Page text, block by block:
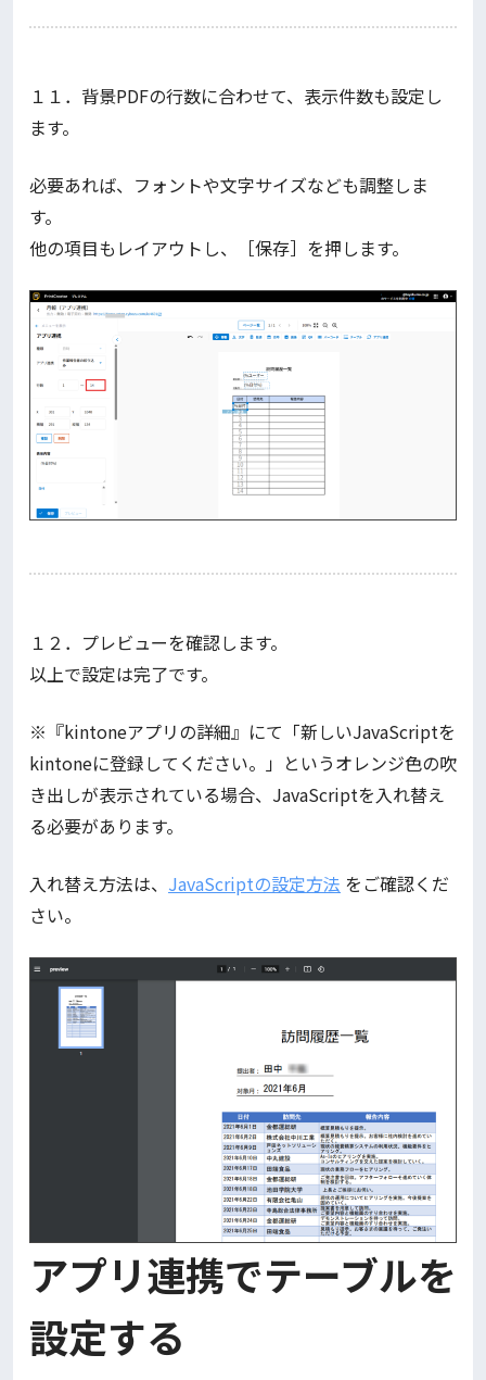
１１．背景PDFの行数に合わせて、表示件数も設定し
ます。
必要あれば、フォントや文字サイズなども調整しま
す。
他の項目もレイアウトし、［保存］を押します。
１２．プレビューを確認します。
以上で設定は完了です。
※『kintoneアプリの詳細』にて「新しいJavaScriptを
kintoneに登録してください。」というオレンジ色の吹
き出しが表示されている場合、JavaScriptを入れ替え
る必要があります。
入れ替え方法は、 JavaScriptの設定方法 をご確認くだ
さい。
アプリ連携でテーブルを
設定する